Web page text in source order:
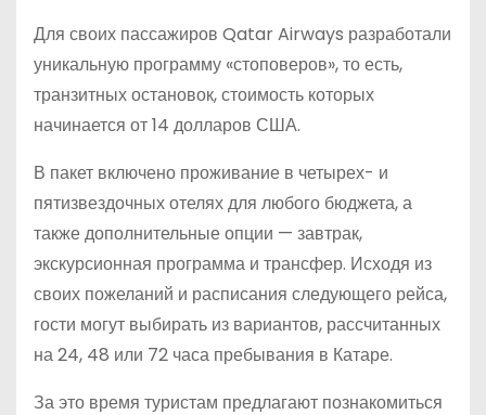
Для своих пассажиров Qatar Airways разработали
уникальную программу «стоповеров», то есть,
транзитных остановок, стоимость которых
начинается от 14 долларов США.
В пакет включено проживание в четырех- и
пятизвездочных отелях для любого бюджета, а
также дополнительные опции — завтрак,
экскурсионная программа и трансфер. Исходя из
своих пожеланий и расписания следующего рейса,
гости могут выбирать из вариантов, рассчитанных
на 24, 48 или 72 часа пребывания в Катаре.
За это время туристам предлагают познакомиться